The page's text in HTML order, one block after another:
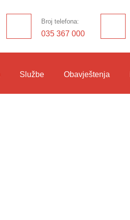
Broj telefona:
035 367 000
Službe Obavještenja